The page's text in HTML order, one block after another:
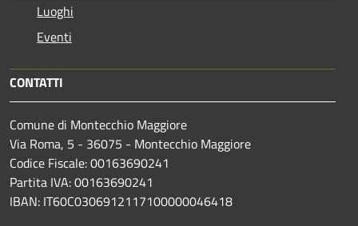
Luoghi
Eventi
CONTATTI
Comune di Montecchio Maggiore
Via Roma, 5 - 36075 - Montecchio Maggiore
Codice Fiscale: 00163690241
Partita IVA: 00163690241
IBAN: IT60C0306912117100000046418